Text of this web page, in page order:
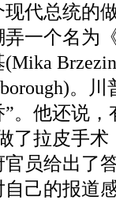
代总统的
一个名为
。
。他还说
了拉皮手术
员给出了
己的报道